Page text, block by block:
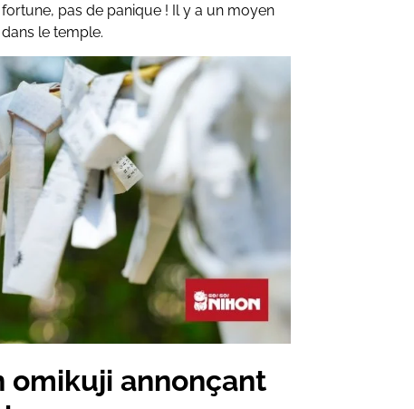
pas de panique ! Il y a un moyen
le temple.
omikuji annonçant